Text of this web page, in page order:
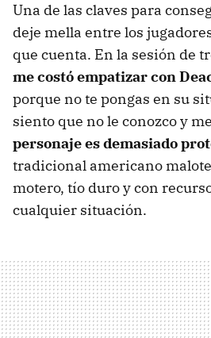
Una de las claves para
deje mella entre los
que cuenta. En la sesión de
me costó empatizar con
porque no te pongas en su
siento que no le conozco y
personaje es demasiado
tradicional americano
motero, tío duro y con
cualquier situación.